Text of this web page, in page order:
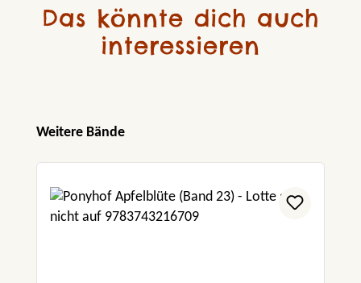
Das könnte dich auch
interessieren
Produktgalerie überspringen
Weitere Bände